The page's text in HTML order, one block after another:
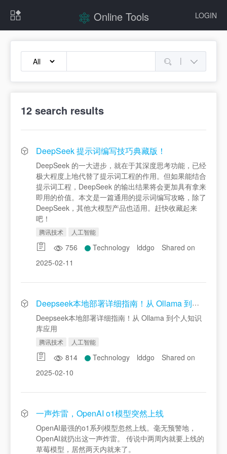
LOGIN
Online Tools
|
12 search results
DeepSeek 提示词编写技巧典藏版！
DeepSeek 的一大进步，就在于其深度思考功能，已经
极大程度上地代替了提示词工程的作用。但如果能结合
提示词工程，DeepSeek 的输出结果将会更加具有拿来
即用的价值。本文是一篇通用的提示词编写攻略，除了
DeepSeek，其他大模型产品也适用。赶快收藏起来
吧！
腾讯技术 人工智能
756 Technology lddgo
Shared on
2025-02-11
Deepseek本地部署详细指南！从 Ollama 到个人知识库应用
Deepseek本地部署详细指南！从 Ollama 到个人知识
库应用
腾讯技术 人工智能
814 Technology lddgo
Shared on
2025-02-10
一声炸雷，OpenAI o1模型突然上线
OpenAI最强的o1系列模型忽然上线。毫无预警地，
OpenAI就扔出这一声炸雷。 传说中两周内就要上线的
草莓模型，居然两天内就来了。